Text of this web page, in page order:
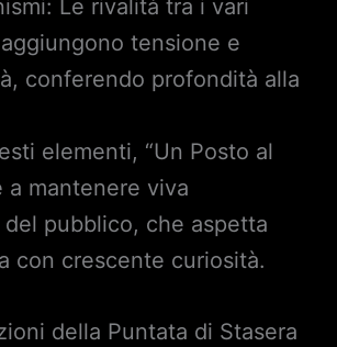
Le rivalità tra i vari
tensione e
conferendo profondità alla
elementi, “Un Posto al
a mantenere viva
del pubblico, che aspetta
con crescente curiosità.
della Puntata di Stasera